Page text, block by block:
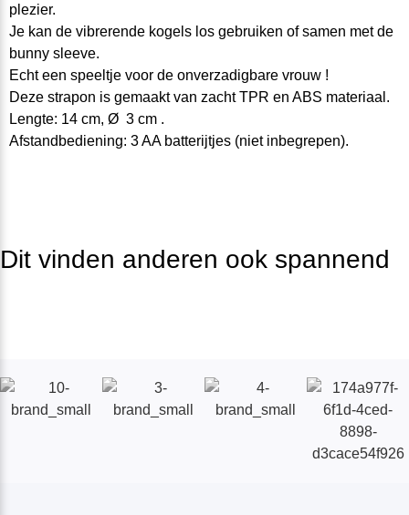
plezier.
Je kan de vibrerende kogels los gebruiken of samen met de
bunny sleeve.
Echt een speeltje voor de onverzadigbare vrouw !
Deze strapon is gemaakt van zacht TPR en ABS materiaal.
Lengte: 14 cm, Ø 3 cm .
Afstandbediening: 3 AA batterijtjes (niet inbegrepen).
Dit vinden anderen ook spannend